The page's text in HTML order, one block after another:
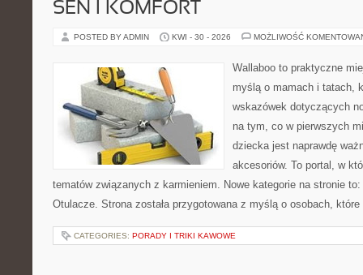
SEN I KOMFORT
POSTED BY ADMIN KWI - 30 - 2026 MOŻLIWOŚĆ
Wallaboo to praktyczne
myślą o mamach i tatach,
wskazówek dotyczących
na tym, co w pierwszych
dziecka jest naprawdę
akcesoriów. To portal, w
tematów związanych z karmieniem. Nowe kategorie na stronie
Otulacze. Strona została przygotowana z myślą o osobach,
CATEGORIES: PORADY I TRIKI KAWOWE